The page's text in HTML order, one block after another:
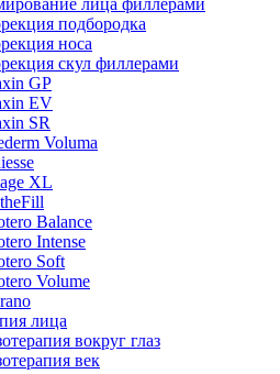
лица филлерами
подбородка
носа
скул филлерами
GP
EV
SR
Voluma
XL
Balance
Intense
Soft
Volume
лица
вокруг глаз
век